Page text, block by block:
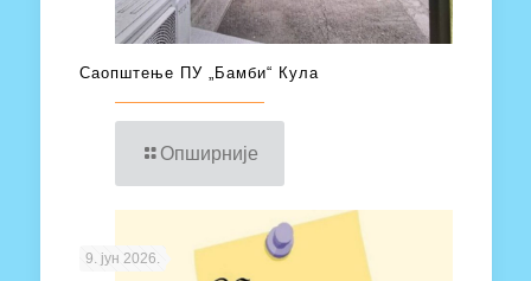
Саопштење ПУ „Бамби“ Кула
Опширније
9. јун 2026.